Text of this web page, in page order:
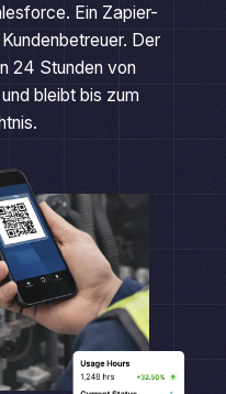
Der
24 Stunden von
bleibt bis zum